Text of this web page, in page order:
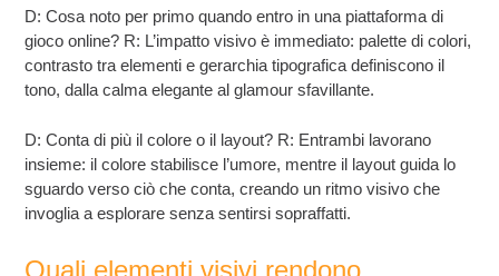
D: Cosa noto per primo quando entro in una piattaforma di
gioco online? R: L’impatto visivo è immediato: palette di colori,
contrasto tra elementi e gerarchia tipografica definiscono il
tono, dalla calma elegante al glamour sfavillante.
D: Conta di più il colore o il layout? R: Entrambi lavorano
insieme: il colore stabilisce l’umore, mentre il layout guida lo
sguardo verso ciò che conta, creando un ritmo visivo che
invoglia a esplorare senza sentirsi sopraffatti.
Quali elementi visivi rendono